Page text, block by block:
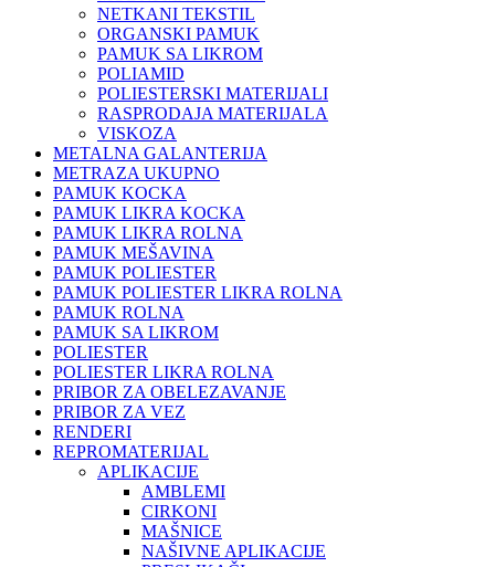
NETKANI TEKSTIL
ORGANSKI PAMUK
PAMUK SA LIKROM
POLIAMID
POLIESTERSKI MATERIJALI
RASPRODAJA MATERIJALA
VISKOZA
METALNA GALANTERIJA
METRAZA UKUPNO
PAMUK KOCKA
PAMUK LIKRA KOCKA
PAMUK LIKRA ROLNA
PAMUK MEŠAVINA
PAMUK POLIESTER
PAMUK POLIESTER LIKRA ROLNA
PAMUK ROLNA
PAMUK SA LIKROM
POLIESTER
POLIESTER LIKRA ROLNA
PRIBOR ZA OBELEZAVANJE
PRIBOR ZA VEZ
RENDERI
REPROMATERIJAL
APLIKACIJE
AMBLEMI
CIRKONI
MAŠNICE
NAŠIVNE APLIKACIJE